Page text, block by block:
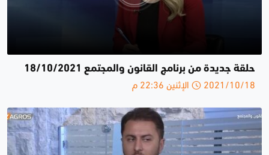
حلقة جديدة من برنامج القانون والمجتمع 18/10/2021
2021/10/18 الإثنين 22:36 م